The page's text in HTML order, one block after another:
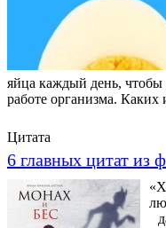
яйца каждый день, чтобы
работе организма. Каких
Цитата
6 главных цитат из